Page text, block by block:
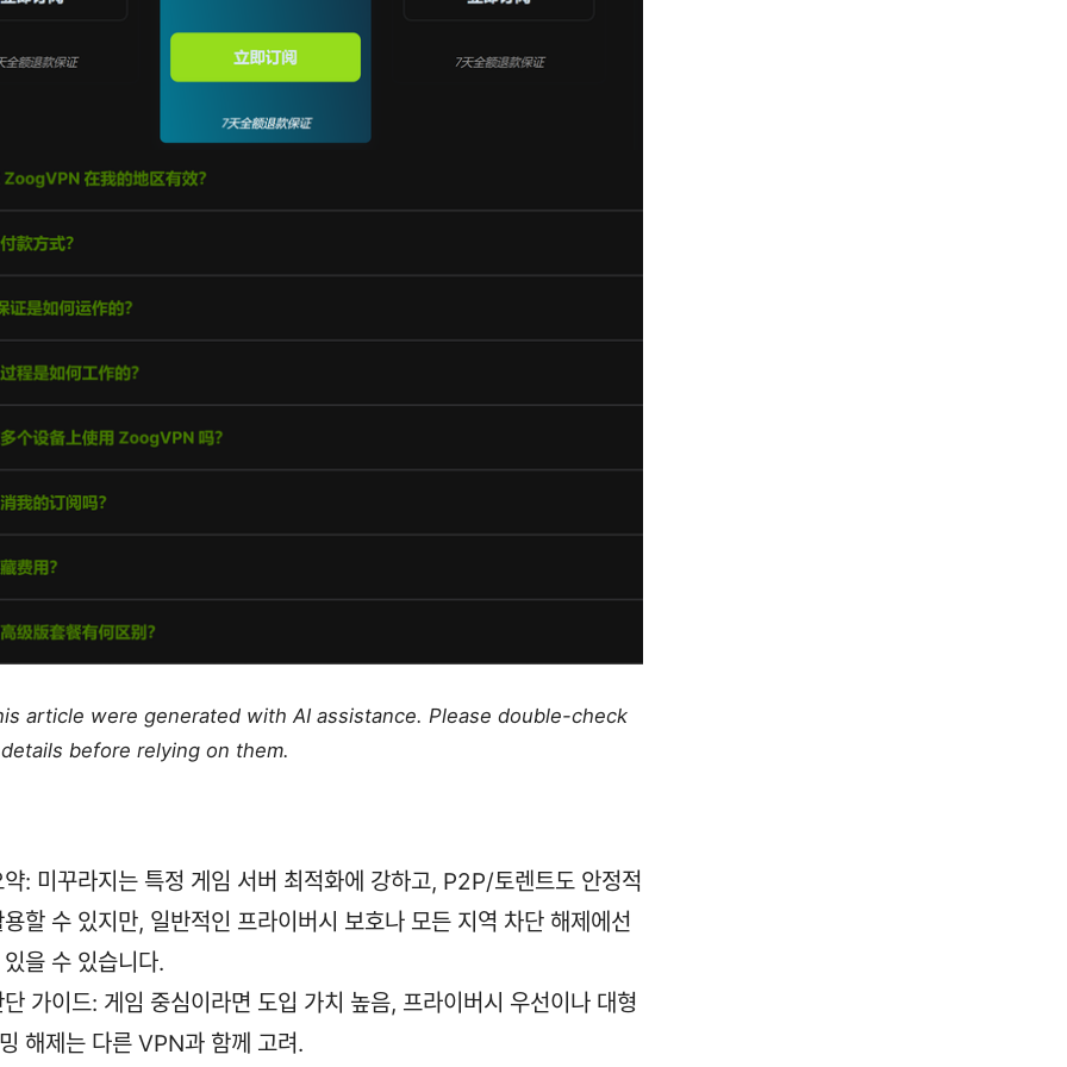
article were generated with AI assistance. Please double-check
before relying on them.
: 미꾸라지는 특정 게임 서버 최적화에 강하고, P2P/토렌트도 안정적
할 수 있지만, 일반적인 프라이버시 보호나 모든 지역 차단 해제에선
을 수 있습니다.
가이드: 게임 중심이라면 도입 가치 높음, 프라이버시 우선이나 대형
해제는 다른 VPN과 함께 고려.